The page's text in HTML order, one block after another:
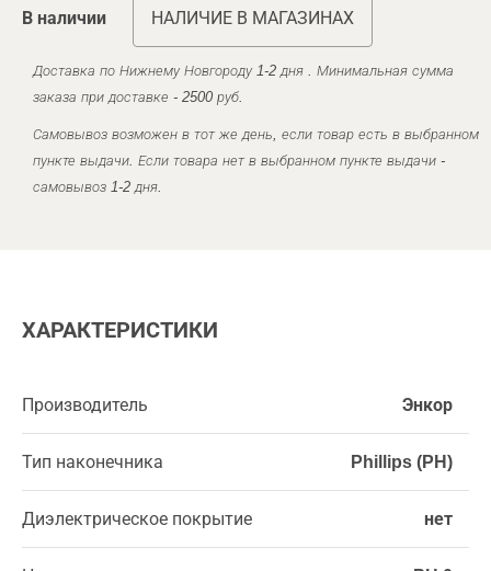
В наличии НАЛИЧИЕ В МАГАЗИНАХ
Доставка по Нижнему Новгороду 1-2 дня . Минимальная сумма
заказа при доставке - 2500 руб.
Самовывоз возможен в тот же день, если товар есть в выбранном
пункте выдачи. Если товара нет в выбранном пункте выдачи -
самовывоз 1-2 дня.
ХАРАКТЕРИСТИКИ
Производитель Энкор
Тип наконечника Phillips (PH)
Диэлектрическое покрытие нет